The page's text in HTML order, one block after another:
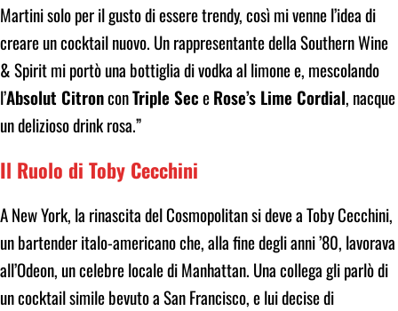
Martini solo per il gusto di essere trendy, così mi venne l’idea di
creare un cocktail nuovo. Un rappresentante della Southern Wine
& Spirit mi portò una bottiglia di vodka al limone e, mescolando
l’Absolut CitronconTriple SeceRose’s Lime Cordial, nacque
un delizioso drink rosa.”
Il Ruolo di Toby Cecchini
A New York, la rinascita del Cosmopolitan si deve a Toby Cecchini,
un bartender italo-americano che, alla fine degli anni ’80, lavorava
all’Odeon, un celebre locale di Manhattan. Una collega gli parlò di
un cocktail simile bevuto a San Francisco, e lui decise di